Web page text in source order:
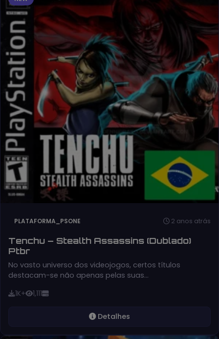
PLATAFORMA_PSONE 2 anos atrás
Tenchu – Stealth Assassins (Dublado)
Ptbr
No vasto universo dos videojogos, certos títulos
destacam-se não apenas pelas suas…
1K+ 1,111
Detalhes